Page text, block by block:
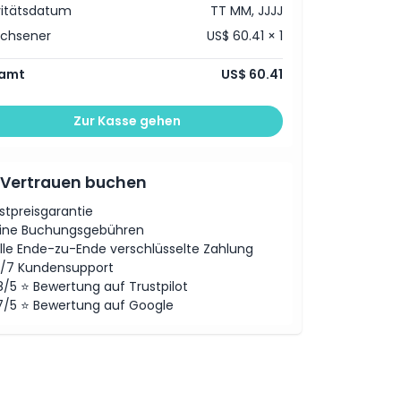
TT MM, JJJJ
US$ 60.41 × 1
US$ 60.41
Zur Kasse gehen
buchen
Buchungsgebühren
Ende-zu-Ende verschlüsselte Zahlung
7 Kundensupport
5 ⭐ Bewertung auf Trustpilot
5 ⭐ Bewertung auf Google